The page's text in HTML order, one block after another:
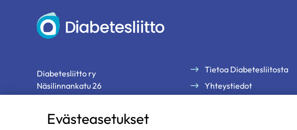
Diabetesliitto
Diabetesliitto ry
Näsilinnankatu 26
33200 Tampere
p. 03 2860 111 (ma-pe klo 9-13)
Tietoa Diabetesliitosta
Yhteystiedot
Evästeasetukset